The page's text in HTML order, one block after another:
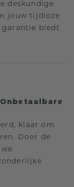
deskundige
jouw tijdloze
garantie biedt
klaar om
Door de